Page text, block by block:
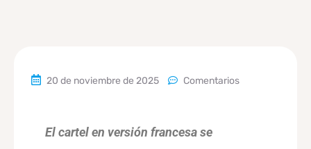
20 de noviembre de 2025 Comentarios
El cartel en versión francesa se